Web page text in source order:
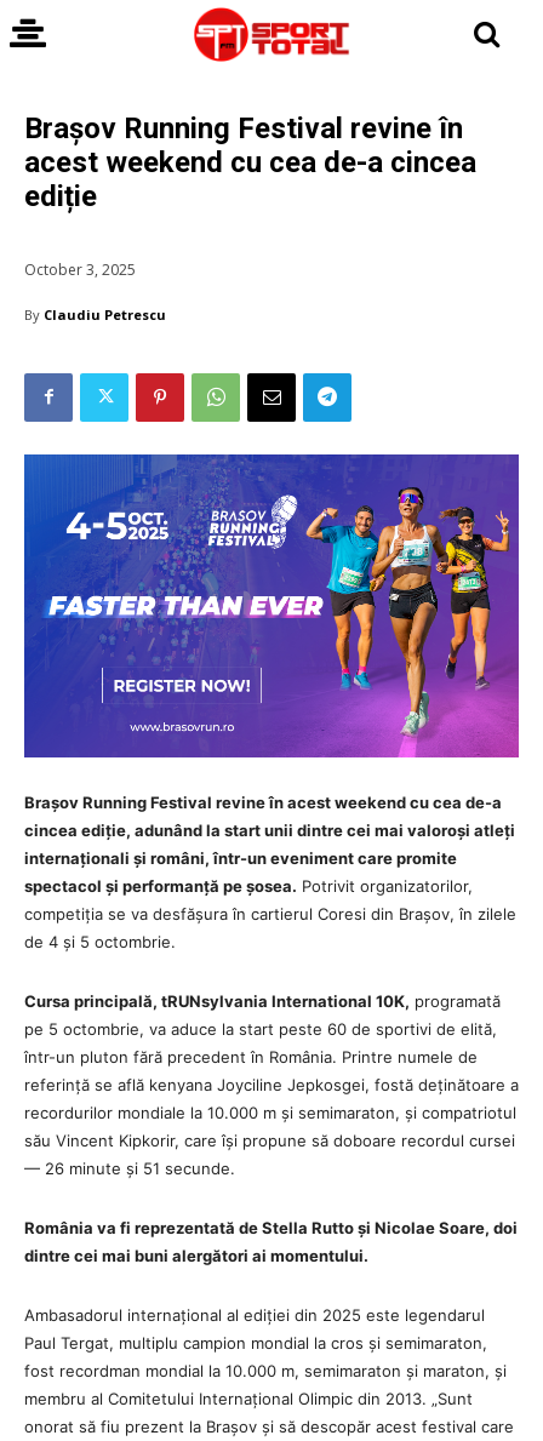
Brașov Running Festival revine în
acest weekend cu cea de-a cincea
ediție
October 3, 2025
By Claudiu Petrescu
Brașov Running Festival revine în acest weekend cu cea de-a
cincea ediție, adunând la start unii dintre cei mai valoroși atleți
internaționali și români, într-un eveniment care promite
spectacol și performanță pe șosea. Potrivit organizatorilor,
competiția se va desfășura în cartierul Coresi din Brașov, în zilele
de 4 și 5 octombrie.
Cursa principală, tRUNsylvania International 10K, programată
pe 5 octombrie, va aduce la start peste 60 de sportivi de elită,
într-un pluton fără precedent în România. Printre numele de
referință se află kenyana Joyciline Jepkosgei, fostă deținătoare a
recordurilor mondiale la 10.000 m și semimaraton, și compatriotul
său Vincent Kipkorir, care își propune să doboare recordul cursei
— 26 minute și 51 secunde.
România va fi reprezentată de Stella Rutto și Nicolae Soare, doi
dintre cei mai buni alergători ai momentului.
Ambasadorul internațional al ediției din 2025 este legendarul
Paul Tergat, multiplu campion mondial la cros și semimaraton,
fost recordman mondial la 10.000 m, semimaraton și maraton, și
membru al Comitetului Internațional Olimpic din 2013. „Sunt
onorat să fiu prezent la Brașov și să descopăr acest festival care